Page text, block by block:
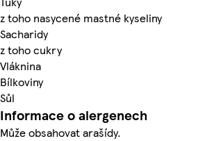
z toho nasycené mastné kyseliny
Sacharidy
z toho cukry
Vláknina
Bílkoviny
Sůl
Informace o alergenech
Může obsahovat arašídy.